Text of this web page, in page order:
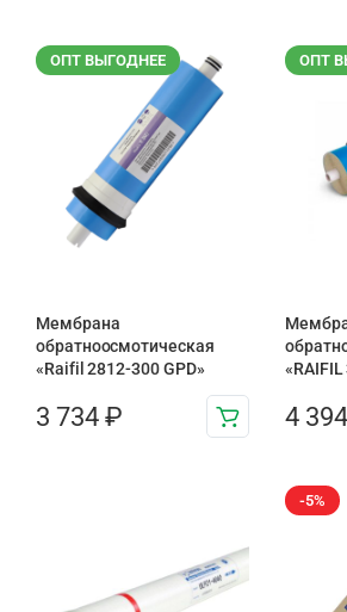
ОПТ ВЫГОДНЕЕ
Мембрана
обратноосмотическая
«Raifil 2812-300 GPD»
3 734 ₽
ОПТ
4 394
-5%